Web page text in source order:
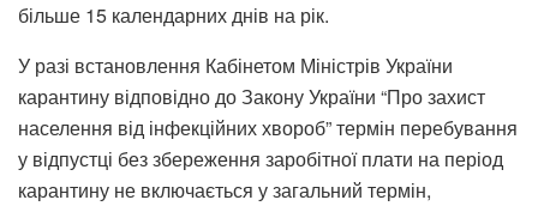
більше 15 календарних днів на рік.
У разі встановлення Кабінетом Міністрів України
карантину відповідно до Закону України “Про захист
населення від інфекційних хвороб” термін перебування
у відпустці без збереження заробітної плати на період
карантину не включається у загальний термін,